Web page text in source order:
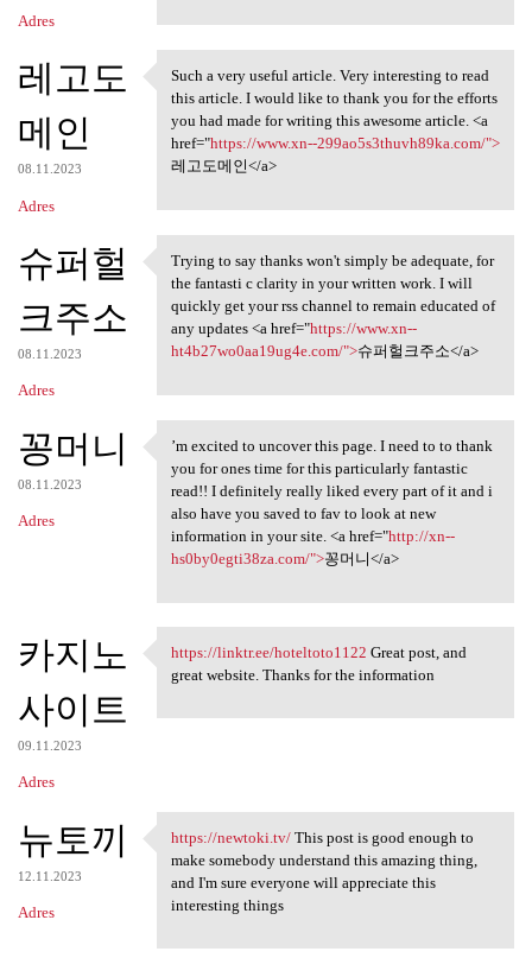
Adres
레고도
메인
08.11.2023
Adres
Such a very useful article.
Such a very useful article. Very interesting to read
this article. I would like to thank you for the efforts
you had made for writing this awesome article. <a
href="https://www.xn--299ao5s3thuvh89ka.com/">
레고도메인</a>
슈퍼헐
크주소
08.11.2023
Adres
Trying to say thanks won't
Trying to say thanks won't simply be adequate, for
the fantasti c clarity in your written work. I will
quickly get your rss channel to remain educated of
any updates <a href="https://www.xn--
ht4b27wo0aa19ug4e.com/">슈퍼헐크주소</a>
꽁머니
08.11.2023
Adres
’m excited to uncover this
’m excited to uncover this page. I need to to thank
you for ones time for this particularly fantastic
read!! I definitely really liked every part of it and i
also have you saved to fav to look at new
information in your site. <a href="http://xn--
hs0by0egti38za.com/">꽁머니</a>
카지노
사이트
09.11.2023
Adres
https://linktr.ee
https://linktr.ee/hoteltoto1122 Great post, and
great website. Thanks for the information
뉴토끼
12.11.2023
Adres
https://newtoki.tv/ This post
https://newtoki.tv/This post is good enough to
make somebody understand this amazing thing,
and I'm sure everyone will appreciate this
interesting things